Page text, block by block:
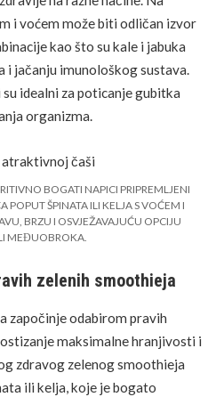
i voćem može biti odličan izvor
kao što su kale i jabuka
i jačanju imunološkog sustava.
idealni za poticanje gubitka
organizma.
BOGATI NAPICI PRIPREMLJENI
POPUT ŠPINATA ILI KELJA S VOĆEM I
BRZU I OSVJEŽAVAJUĆU OPCIJU
MEĐUOBROKA.
zelenih smoothieja
započinje odabirom pravih
maksimalne hranjivosti i
zdravog zelenog smoothieja
ili kelja, koje je bogato